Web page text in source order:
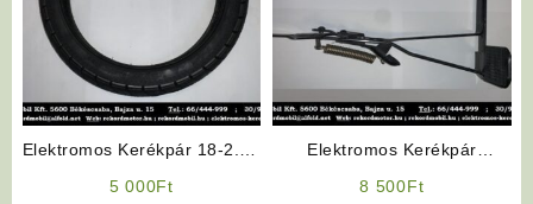
Elektromos Kerékpár 18-2.50
5 000Ft
Elektromos Kerékpár
8 500Ft